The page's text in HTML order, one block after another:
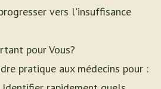
vers l'insuffisance
pour Vous?
pratique aux médecins pour :